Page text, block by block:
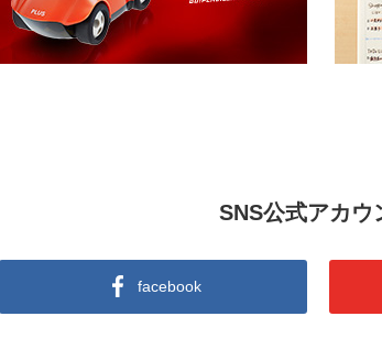
SNS公式アカウ
facebook